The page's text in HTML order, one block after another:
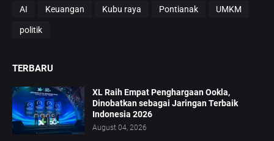
AI Keuangan Kubu raya Pontianak UMKM
politik
TERBARU
XL Raih Empat Penghargaan Ookla,
Dinobatkan sebagai Jaringan Terbaik
Indonesia 2026
August 04, 2026